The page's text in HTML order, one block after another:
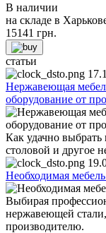
В наличии
на складе в
15141 грн.
статьи
Нержавеющая
оборудование от
Как удачно
столовой и другое
Необходимая
Выбирая
нержавеющей
производителю.